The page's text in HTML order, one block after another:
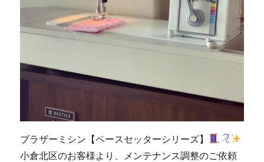
販
売
専
門
ン
活」】
に
ブラザーミシン【ペースセッターシリーズ】
小倉北区のお客様より、メンテナンス調整のご依頼